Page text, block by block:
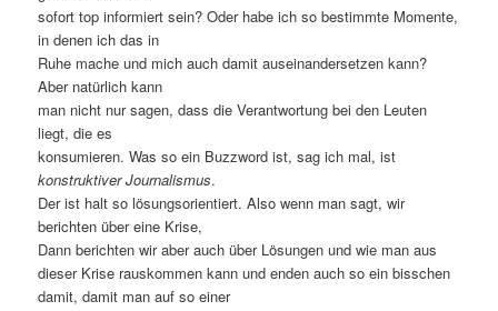
sofort top informiert sein? Oder habe ich so bestimmte Momente,
in denen ich das in
Ruhe mache und mich auch damit auseinandersetzen kann?
Aber natürlich kann
man nicht nur sagen, dass die Verantwortung bei den Leuten
liegt, die es
konsumieren. Was so ein Buzzword ist, sag ich mal, ist
konstruktiver Journalismus.
Der ist halt so lösungsorientiert. Also wenn man sagt, wir
berichten über eine Krise,
Dann berichten wir aber auch über Lösungen und wie man aus
dieser Krise rauskommen kann und enden auch so ein bisschen
damit, damit man auf so einer